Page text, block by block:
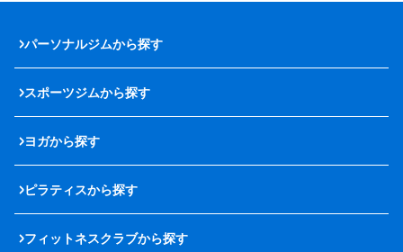
パーソナルジムから探す
スポーツジムから探す
ヨガから探す
ピラティスから探す
フィットネスクラブから探す